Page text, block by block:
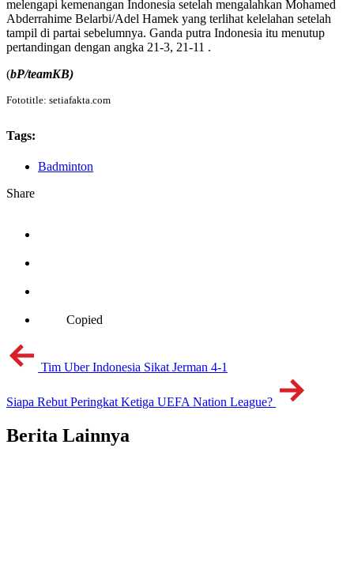
melengapi kemenangan Indonesia setelah mengalahkan Mohamed
Abderrahime Belarbi/Adel Hamek yang terlihat kelelahan setelah
tampil di partai sebelumnya. Ganda putra Indonesia itu menutup
pertandingan dengan angka 21-3, 21-11 .
(bP/teamKB)
Fototitle: setiafakta.com
Tags:
Badminton
Share
Copied
Tim Uber Indonesia Sikat Jerman 4-1
Siapa Rebut Peringkat Ketiga UEFA Nation League?
Berita Lainnya